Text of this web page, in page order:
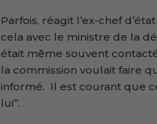
Parfois, réagit l’ex-chef
cela avec le ministre de la
était même souvent
la commission voulait faire
informé. Il est courant que
lui’’.